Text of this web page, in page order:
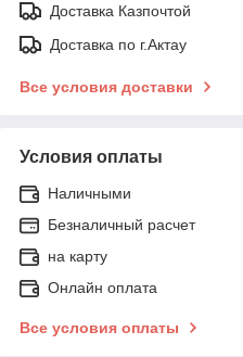
Доставка Казпочтой
Доставка по г.Актау
Все условия доставки
Условия оплаты
Наличными
Безналичный расчет
на карту
Онлайн оплата
Все условия оплаты